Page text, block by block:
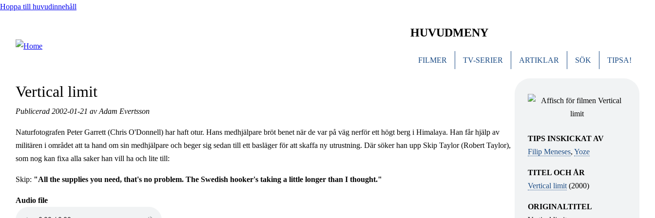
Hoppa till huvudinnehåll
HUVUDMENY
FILMER TV-SERIER ARTIKLAR SÖK TIPSA!
Vertical limit
Publicerad 2002-01-21 av Adam Evertsson
Naturfotografen Peter Garrett (Chris O'Donnell) har haft otur. Hans medhjälpare bröt benet när de var på väg nerför ett högt berg i Himalaya. Han får hjälp av
militären i området att ta hand om sin medhjälpare och beger sig sedan till ett basläger för att skaffa ny utrustning. Där söker han upp Skip Taylor (Robert Taylor),
som nog kan fixa alla saker han vill ha och lite till:
Skip: "All the supplies you need, that's no problem. The Swedish hooker's taking a little longer than I thought."
Audio file
TIPS INSKICKAT AV
Filip Meneses,Yoze
TITEL OCH ÅR
Vertical limit (2000)
ORIGINALTITEL